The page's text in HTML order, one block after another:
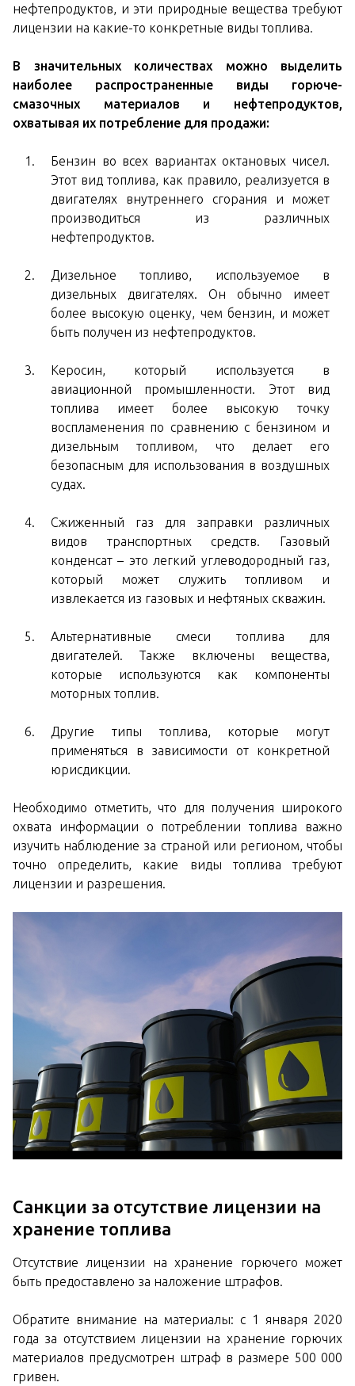
нефтепродуктов, и эти природные вещества требуют
лицензии на какие-то конкретные виды топлива.
В значительных количествах можно выделить
наиболее распространенные виды горюче-
смазочных материалов и нефтепродуктов,
охватывая их потребление для продажи:
Бензин во всех вариантах октановых чисел.
Этот вид топлива, как правило, реализуется в
двигателях внутреннего сгорания и может
производиться из различных
нефтепродуктов.
Дизельное топливо, используемое в
дизельных двигателях. Он обычно имеет
более высокую оценку, чем бензин, и может
быть получен из нефтепродуктов.
Керосин, который используется в
авиационной промышленности. Этот вид
топлива имеет более высокую точку
воспламенения по сравнению с бензином и
дизельным топливом, что делает его
безопасным для использования в воздушных
судах.
Сжиженный газ для заправки различных
видов транспортных средств. Газовый
конденсат – это легкий углеводородный газ,
который может служить топливом и
извлекается из газовых и нефтяных скважин.
Альтернативные смеси топлива для
двигателей. Также включены вещества,
которые используются как компоненты
моторных топлив.
Другие типы топлива, которые могут
применяться в зависимости от конкретной
юрисдикции.
Необходимо отметить, что для получения широкого
охвата информации о потреблении топлива важно
изучить наблюдение за страной или регионом, чтобы
точно определить, какие виды топлива требуют
лицензии и разрешения.
Санкции за отсутствие лицензии на
хранение топлива
Отсутствие лицензии на хранение горючего может
быть предоставлено за наложение штрафов.
Обратите внимание на материалы: с 1 января 2020
года за отсутствием лицензии на хранение горючих
материалов предусмотрен штраф в размере 500 000
гривен.